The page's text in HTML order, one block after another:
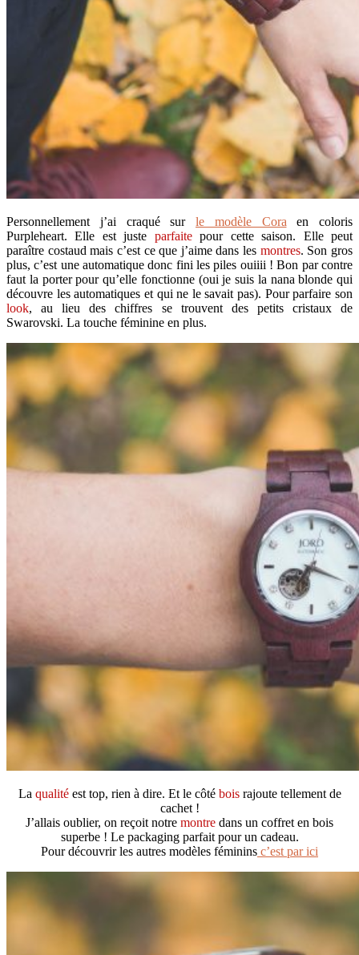
Personnellement j’ai craqué sur le modèle Cora en coloris
Purpleheart. Elle est juste parfaitepour cette saison. Elle peut
paraître costaud mais c’est ce que j’aime dans les montres. Son gros
plus, c’est une automatique donc fini les piles ouiiii ! Bon par contre
faut la porter pour qu’elle fonctionne (oui je suis la nana blonde qui
découvre les automatiques et qui ne le savait pas). Pour parfaire son
look, au lieu des chiffres se trouvent des petits cristaux de
Swarovski. La touche féminine en plus.
La qualitéest top, rien à dire. Et le côté boisrajoute tellement de
cachet !
J’allais oublier, on reçoit notre montre dans un coffret en bois
superbe ! Le packaging parfait pour un cadeau.
Pour découvrir les autres modèles féminins c’est par ici